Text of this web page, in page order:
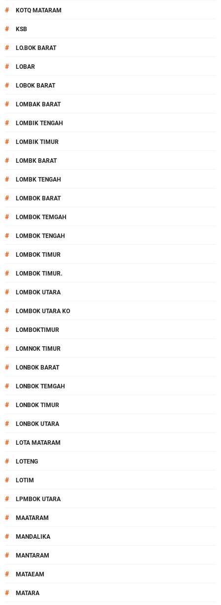
# KOTQ MATARAM
# KSB
# LO.BOK BARAT
# LOBAR
# LOBOK BARAT
# LOMBAK BARAT
# LOMBIK TENGAH
# LOMBIK TIMUR
# LOMBK BARAT
# LOMBK TENGAH
# LOMBOK BARAT
# LOMBOK TEMGAH
# LOMBOK TENGAH
# LOMBOK TIMUR
# LOMBOK TIMUR.
# LOMBOK UTARA
# LOMBOK UTARA KO
# LOMBOKTIMUR
# LOMNOK TIMUR
# LONBOK BARAT
# LONBOK TEMGAH
# LONBOK TIMUR
# LONBOK UTARA
# LOTA MATARAM
# LOTENG
# LOTIM
# LPMBOK UTARA
# MAATARAM
# MANDALIKA
# MANTARAM
# MATAEAM
# MATARA